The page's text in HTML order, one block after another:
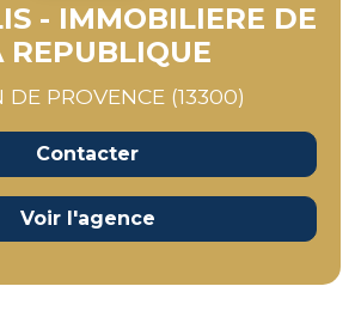
- IMMOBILIERE DE
REPUBLIQUE
DE PROVENCE (13300)
Contacter
Voir l'agence